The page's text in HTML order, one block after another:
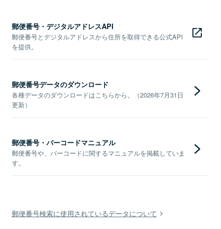
郵便番号・デジタルアドレスAPI
郵便番号とデジタルアドレスから住所を取得できる公式API
を提供。
郵便番号データのダウンロード
各種データのダウンロードはこちらから。（2026年7月31日
更新）
郵便番号・バーコードマニュアル
郵便番号や、バーコードに関するマニュアルを掲載していま
す。
郵便番号検索に使用されているデータについて